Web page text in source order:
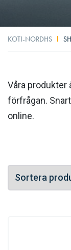
KOTI-NORDHS
Våra produkter
förfrågan.
online.